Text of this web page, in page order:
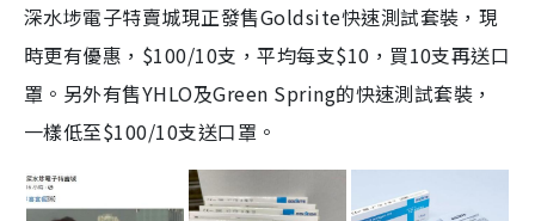
深水埗電子特賣城現正發售Goldsite快速測試套裝，現
時更有優惠，$100/10支，平均每支$10，買10支再送口
罩。另外有售YHLO及Green Spring的快速測試套裝，
一樣低至$100/10支送口罩。